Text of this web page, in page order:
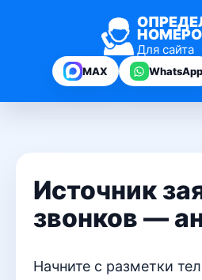
Для сайта
MAX WhatsApp
Источник
звонков —
Начните с разметки